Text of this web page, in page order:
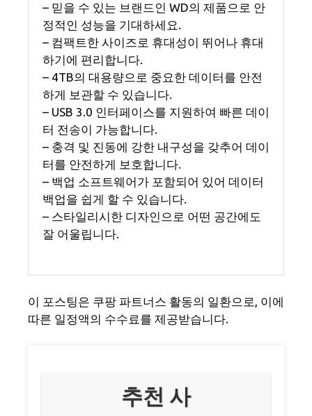
– 믿을 수 있는 브랜드인 WD의 제품으로 안
정적인 성능을 기대하세요.
– 컴팩트한 사이즈로 휴대성이 뛰어나 휴대
하기에 편리합니다.
– 4TB의 대용량으로 중요한 데이터를 안전
하게 보관할 수 있습니다.
– USB 3.0 인터페이스를 지원하여 빠른 데이
터 전송이 가능합니다.
– 충격 및 진동에 강한 내구성을 갖추어 데이
터를 안전하게 보호합니다.
– 백업 소프트웨어가 포함되어 있어 데이터
백업을 쉽게 할 수 있습니다.
– 스타일리시한 디자인으로 어떤 공간에도
잘 어울립니다.
이 포스팅은 쿠팡 파트너스 활동의 일환으로, 이에
따른 일정액의 수수료를 제공받습니다.
추천 사